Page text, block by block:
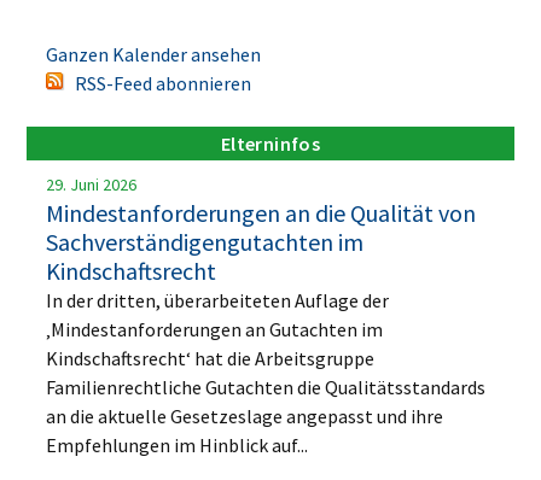
Ganzen Kalender ansehen
RSS-Feed abonnieren
Elterninfos
29. Juni 2026
Mindestanforderungen an die Qualität von
Sachverständigengutachten im
Kindschaftsrecht
In der dritten, überarbeiteten Auflage der
‚Mindestanforderungen an Gutachten im
Kindschaftsrecht‘ hat die Arbeitsgruppe
Familienrechtliche Gutachten die Qualitätsstandards
an die aktuelle Gesetzeslage angepasst und ihre
Empfehlungen im Hinblick auf...